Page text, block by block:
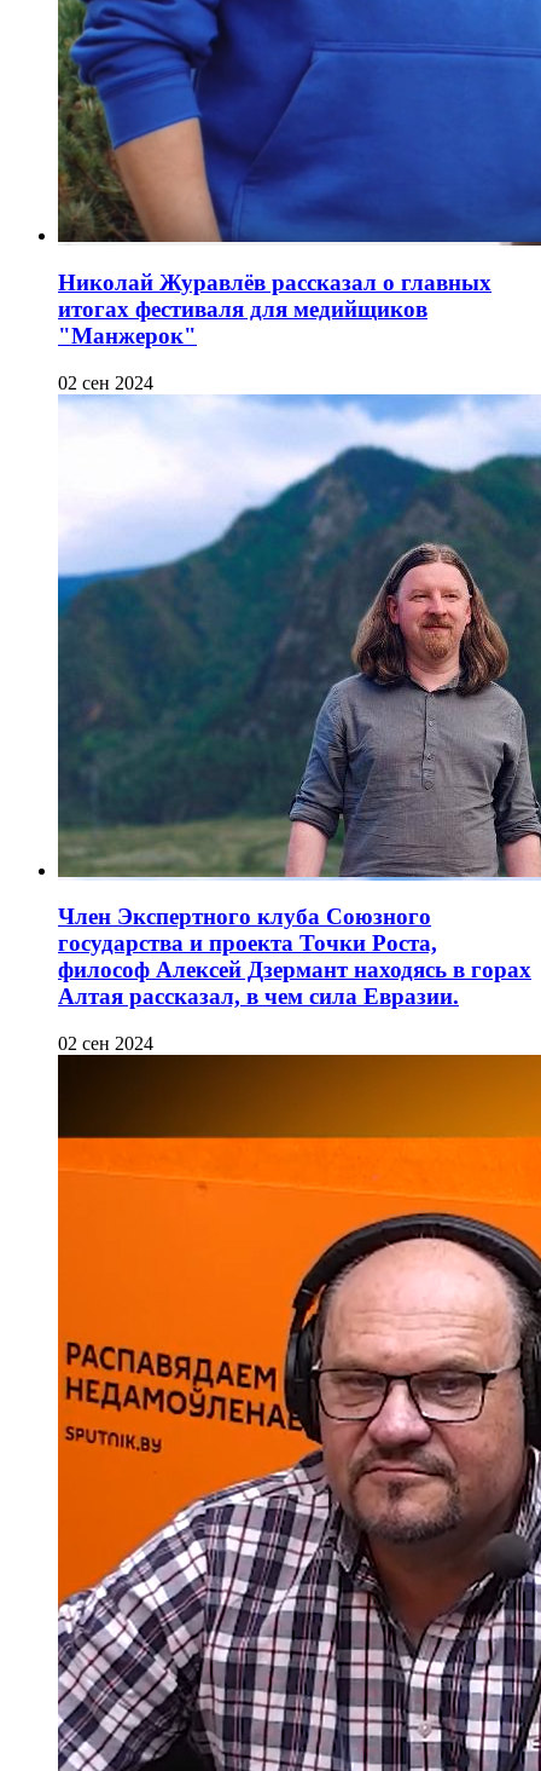
Николай Журавлёв рассказал о главных
итогах фестиваля для медийщиков
"Манжерок"
02 сен 2024
Член Экспертного клуба Союзного
государства и проекта Точки Роста,
философ Алексей Дзермант находясь в горах
Алтая рассказал, в чем сила Евразии.
02 сен 2024